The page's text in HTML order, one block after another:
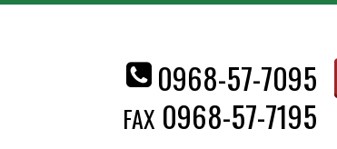
0968-57-7095
FAX 0968-57-7195